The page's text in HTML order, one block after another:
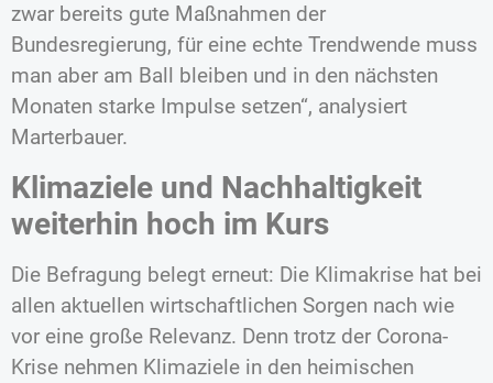
zwar bereits gute Maßnahmen der
Bundesregierung, für eine echte Trendwende muss
man aber am Ball bleiben und in den nächsten
Monaten starke Impulse setzen“, analysiert
Marterbauer.
Klimaziele und Nachhaltigkeit
weiterhin hoch im Kurs
Die Befragung belegt erneut: Die Klimakrise hat bei
allen aktuellen wirtschaftlichen Sorgen nach wie
vor eine große Relevanz. Denn trotz der Corona-
Krise nehmen Klimaziele in den heimischen